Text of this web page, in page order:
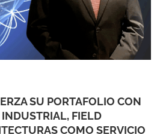
SU PORTAFOLIO CON
FIELD
COMO SERVICIO